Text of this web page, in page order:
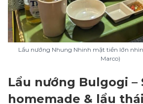
Lẩu nướng Nhung Nhinh mặt tiền lớn
Marco)
Lẩu nướng Bulgogi –
homemade & lẩu